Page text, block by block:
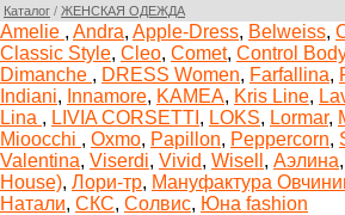
Каталог / ЖЕНСКАЯ ОДЕЖДА
Amelie , Andra, Apple-Dress, Belweiss,
Classic Style, Cleo, Comet, Control Body
Dimanche , DRESS Women, Farfallina,
Indiani, Innamore, KAMEA, Kris Line,
Lina , LIVIA CORSETTI , LOKS, Lormar,
Mioocchi , Oxmo, Papillon, Peppercorn,
Valentina, Viserdi, Vivid, Wisell , Аэлина,
House), Лори-тр, Мануфактура
Натали, СКС, Солвис, Юна fashion